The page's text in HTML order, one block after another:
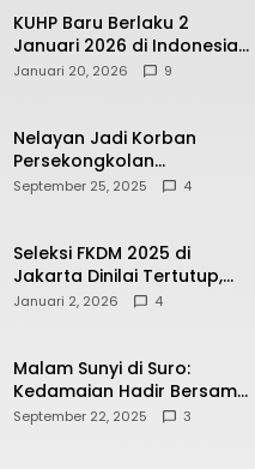
KUHP Baru Berlaku 2
Januari 2026 di Indonesia,
Apa Dampaknya bagi
Dipahami Publik
Januari 20, 2026 9
Nelayan Jadi Korban
Persekongkolan
Penyelewengan BBM
September 25, 2025 4
Seleksi FKDM 2025 di
Jakarta Dinilai Tertutup,
Transparansi
Januari 2, 2026 4
Malam Sunyi di Suro:
Kedamaian Hadir Bersama
Secangkir Kopi Hangat
September 22, 2025 3